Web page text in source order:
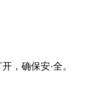
，确保安·全。